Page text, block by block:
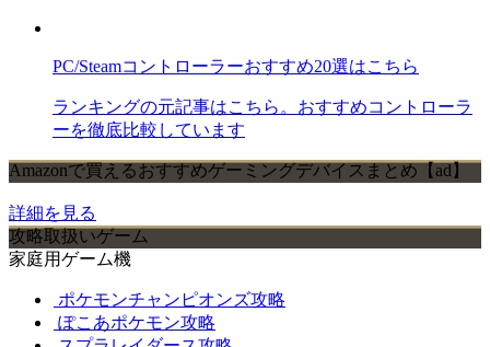
PC/Steamコントローラーおすすめ20選はこちら
ランキングの元記事はこちら。おすすめコントローラ
ーを徹底比較しています
Amazonで買えるおすすめゲーミングデバイスまとめ【ad】
詳細を見る
攻略取扱いゲーム
家庭用ゲーム機
ポケモンチャンピオンズ攻略
ぽこあポケモン攻略